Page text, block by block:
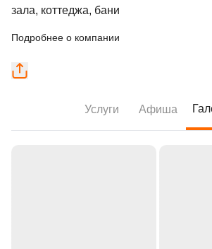
зала, коттеджа, бани
Подробнее о компании
Услуги Афиша